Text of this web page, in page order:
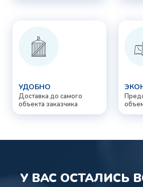
УДОБНО
Доставка до самого
объекта заказчика
У ВАС ОСТАЛИСЬ